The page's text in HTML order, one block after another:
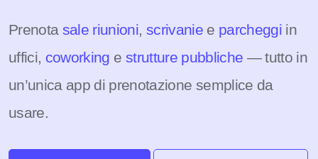
Prenota sale riunioni, scrivaniee parcheggi in
uffici, coworking e strutture pubbliche — tutto in
un’unica app di prenotazione semplice da
usare.